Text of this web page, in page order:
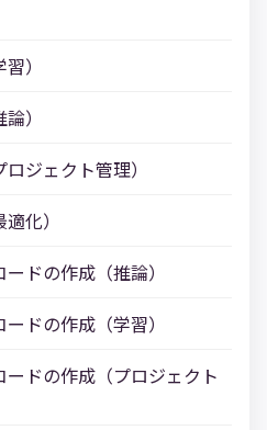
）
）
ジェクト管理）
化）
ドの作成（推論）
ドの作成（学習）
ドの作成（プロジェクト